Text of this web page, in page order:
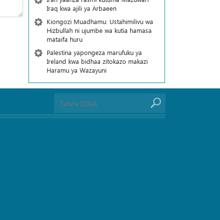
Iraq kwa ajili ya Arbaeen
Kiongozi Muadhamu: Ustahimilivu wa
Hizbullah ni ujumbe wa kutia hamasa
mataifa huru
Palestina yapongeza marufuku ya
Ireland kwa bidhaa zitokazo makazi
Haramu ya Wazayuni